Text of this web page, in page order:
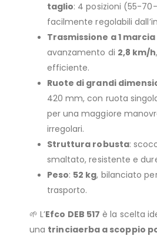
taglio: 4 posizioni (55-
facilmente regolabili
Trasmissione a 1
avanzamento di 2,8 km/h
efficiente.
Ruote di grandi
420 mm, con ruota
per una maggiore
irregolari.
Struttura robusta:
smaltato, resistente e
Peso: 52 kg, bilanciato
trasporto.
🌱 L’Efco DEB 517 è la scelta
una trinciaerba a scoppio